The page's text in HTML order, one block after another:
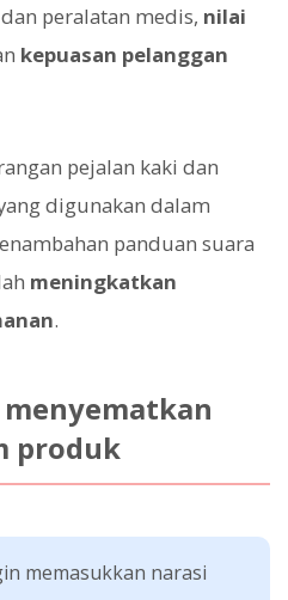
peralatan medis, nilai
kepuasan pelanggan
pejalan kaki dan
digunakan dalam
panduan suara
meningkatkan
.
produk
memasukkan narasi